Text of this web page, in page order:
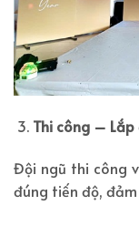
Thi công –
Đội ngũ thi công
đúng tiến độ,